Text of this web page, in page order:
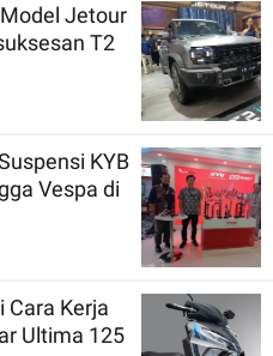
Jetour
T2
KYB
Vespa di
Cara Kerja
Ultima 125